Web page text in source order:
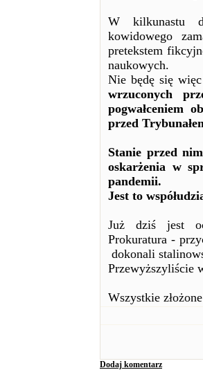
W kilkunastu
kowidowego
pretekstem
naukowych.
Nie będę się
wrzuconych
pogwałceniem
przed
Stanie przed
oskarżenia w
pandemii.
Jest to
Już dziś jest
Prokuratura -
dokonali
Przewyższyliście
Wszystkie
Dodaj komentarz